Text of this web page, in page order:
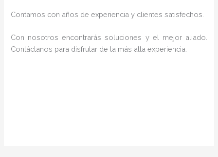
Contamos con años de experiencia y clientes satisfechos.
Con nosotros encontrarás soluciones y el mejor aliado.
Contáctanos para disfrutar de la más alta experiencia.